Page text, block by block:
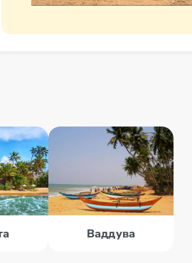
Ваддува